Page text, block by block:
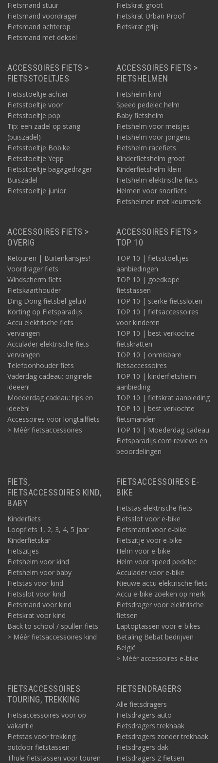
Fietsmand stuur
Fietsmand voordrager
Fietsmand achterop
Fietsmand met deksel
Fietskrat groot
Fietskrat Urban Proof
Fietskrat grijs
ACCESSOIRES FIETS >
FIETSSTOELTJES
Fietsstoeltje achter
Fietsstoeltje voor
Fietsstoeltje pop
Tip: een zadel op stang
(buiszadel)
Fietsstoeltje Bobike
Fietsstoeltje Yepp
Fietsstoeltje bagagedrager
Buiszadel
Fietsstoeltje junior
ACCESSOIRES FIETS >
FIETSHELMEN
Fietshelm kind
Speed pedelec helm
Baby fietshelm
Fietshelm voor meisjes
Fietshelm voor jongens
Fietshelm racefiets
Kinderfietshelm groot
Kinderfietshelm klein
Fietshelm elektrische fiets
Helmen voor snorfiets
Fietshelmen met keurmerk
ACCESSOIRES FIETS >
OVERIG
Retouren | Buitenkansjes!
Voordrager fiets
Windscherm fiets
Fietskaarthouder
Ding Dong fietsbel geluid
Korting op Fietsparadijs
Accu elektrische fiets
vervangen
Acculader elektrische fiets
vervangen
Telefoonhouder fiets
Vaderdag cadeau: originele
ideeën!
Moederdag cadeau: tips en
ideeën!
Accessoires voor longtailfiets
> Méér fietsaccessoires
ACCESSOIRES FIETS >
TOP 10
TOP 10 | fietsstoeltjes
aanbiedingen
TOP 10 | goedkope
fietstassen
TOP 10 | sterke fietssloten
TOP 10 | fietsaccessoires
voor kinderen
TOP 10 | best verkochte
fietskratten
TOP 10 | onmisbare
fietsaccessoires
TOP 10 | kinderfietshelm
aanbieding
TOP 10 | fietskrat aanbieding
TOP 10 | best verkochte
fietsmanden
TOP 10 | Moederdag cadeau
Fietsparadijs.com reviews en
beoordelingen
FIETS,
FIETSACCESSOIRES KIND,
BABY
Kinderfiets
Loopfiets 1, 2, 3, 4, 5 jaar
Kinderfietskar
Fietszitjes
Fietshelm voor kind
Fietshelm voor baby
Fietstas voor kind
Fietsslot voor kind
Fietsmand voor kind
Fietskrat voor kind
Back to school / spullen fiets
> Méér fietsaccessoires kind
FIETSACCESSOIRES E-
BIKE
Fietstas elektrische fiets
Fietsslot voor e-bike
Fietsmand voor e-bike
Fietszitje voor e-bike
Helm voor e-bike
Helm voor speed pedelec
Acculader voor e-bike
Nieuwe accu elektrische fiets
Accu e-bike zoeken op merk
Fietsdrager voor elektrische
fietsen
Laptoptassen voor e-bikes
Betaling Bebat bedrijven
België
> Méér accessoires e-bike
FIETSACCESSOIRES
TOURING, TREKKING
Fietsaccessoires voor op
vakantie
Fietstas voor trekking:
outdoor fietstassen
Thule fietstassen voor touren
FIETSENDRAGERS
Alle fietsdragers
Fietsdragers auto
Fietsdragers trekhaak
Fietsdragers zonder trekhaak
Fietsdragers dak
Fietsdragers 2 fietsen